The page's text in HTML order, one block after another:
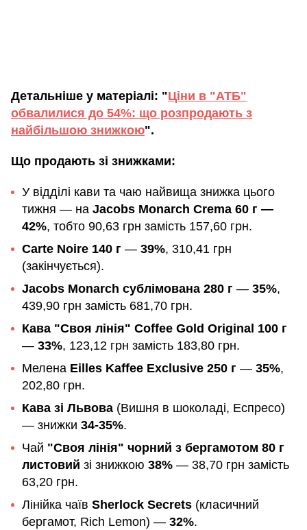
Детальніше у матеріалі: "Ціни в "АТБ"
обвалилися до 54%: що розпродають з
найбільшою знижкою".
Що продають зі знижками:
У відділі кави та чаю найвища знижка цього
тижня — на Jacobs Monarch Crema 60 г —
42%, тобто 90,63 грн замість 157,60 грн.
Carte Noire 140 г — 39%, 310,41 грн
(закінчується).
Jacobs Monarch сублімована 280 г — 35%,
439,90 грн замість 681,70 грн.
Кава "Своя лінія" Coffee Gold Original 100 г
— 33%, 123,12 грн замість 183,80 грн.
Мелена Eilles Kaffee Exclusive 250 г — 35%,
202,80 грн.
Кава зі Львова (Вишня в шоколаді, Еспресо)
— знижки 34-35%.
Чай "Своя лінія" чорний з бергамотом 80 г
листовий зі знижкою 38% — 38,70 грн замість
63,20 грн.
Лінійка чаїв Sherlock Secrets (класичний
бергамот, Rich Lemon) — 32%.